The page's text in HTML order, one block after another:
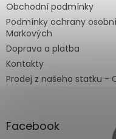
Obchodní podmínky
Podmínky ochrany
Markových
Doprava a platba
Kontakty
Prodej z našeho statku -
Facebook